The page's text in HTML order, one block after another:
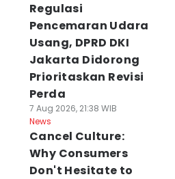
Regulasi
Pencemaran Udara
Usang, DPRD DKI
Jakarta Didorong
Prioritaskan Revisi
Perda
7 Aug 2026, 21:38 WIB
News
Cancel Culture:
Why Consumers
Don't Hesitate to